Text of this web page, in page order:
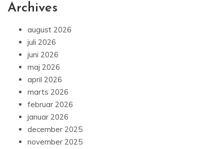
Archives
august 2026
juli 2026
juni 2026
maj 2026
april 2026
marts 2026
februar 2026
januar 2026
december 2025
november 2025